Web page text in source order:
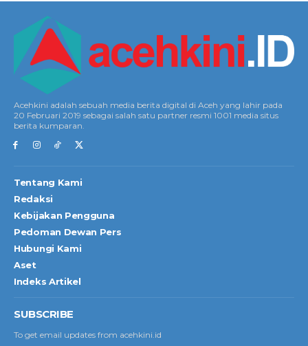
Acehkini adalah sebuah media berita digital di Aceh yang lahir pada
20 Februari 2019 sebagai salah satu partner resmi 1001 media situs
berita kumparan.
Tentang Kami
Redaksi
Kebijakan Pengguna
Pedoman Dewan Pers
Hubungi Kami
Aset
Indeks Artikel
SUBSCRIBE
To get email updates from acehkini.id